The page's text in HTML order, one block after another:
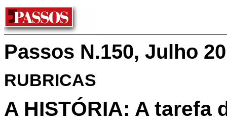
Passos N.150, Julho
RUBRICAS
A HISTÓRIA: A tarefa